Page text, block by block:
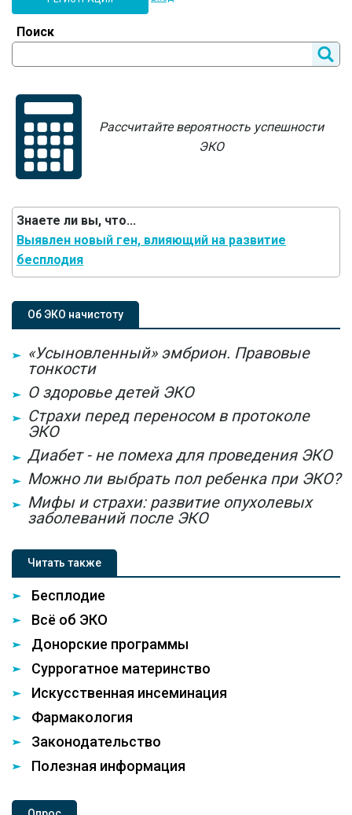
Поиск
Рассчитайте вероятность успешности
ЭКО
Знаете ли вы, что...
Выявлен новый ген, влияющий на развитие
бесплодия
Об ЭКО начистоту
«Усыновленный» эмбрион. Правовые
тонкости
О здоровье детей ЭКО
Страхи перед переносом в протоколе
ЭКО
Диабет - не помеха для проведения ЭКО
Можно ли выбрать пол ребенка при ЭКО?
Мифы и страхи: развитие опухолевых
заболеваний после ЭКО
Читать также
Бесплодие
Всё об ЭКО
Донорские программы
Суррогатное материнство
Искусственная инсеминация
Фармакология
Законодательство
Полезная информация